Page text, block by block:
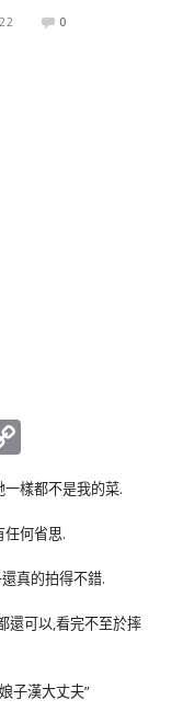
0
Link
樣都不是我的菜.
任何省思.
真的拍得不錯.
還可以,看完不至於摔
子漢大丈夫”